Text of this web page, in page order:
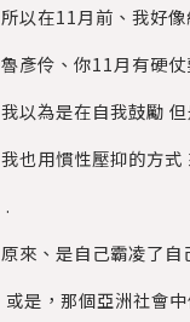
所以在11月前、我好
魯彥伶、你11月有硬
我以為是在自我鼓勵
我也用慣性壓抑的方式
.
原來、是自己霸凌了自
或是，那個亞洲社會